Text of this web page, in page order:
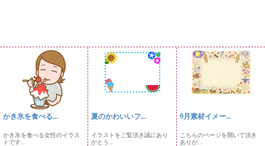
かき氷を食べる...
かき氷を食べる女性のイラス
トです...
夏のかわいいフ...
イラストをご覧頂き誠にあり
がとう...
9月素材イメー...
こちらのページを開いて頂き
ありが...